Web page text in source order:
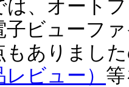
は、オート
子ビューフ
もありまし
レビュー）